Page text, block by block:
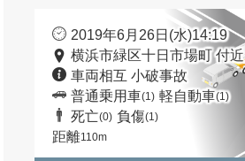
2019年6月26日(水)14:19
横浜市緑区十日市場町 付近
車両相互 小破事故
普通乗用車(1) 軽自動車(1)
死亡(0) 負傷(1)
距離110m